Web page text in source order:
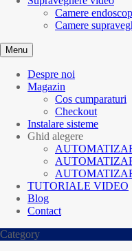
Camere
Camere
Menu
Despre noi
Magazin
Cos cumparaturi
Checkout
Instalare sisteme
Ghid alegere
TUTORIALE VIDEO
Blog
Contact
Category